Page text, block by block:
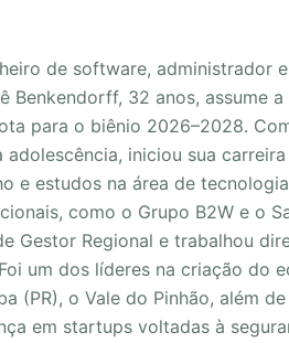
de software, administrador
Benkendorff, 32 anos, assume
para o biênio 2026–2028.
iniciou sua carreira
e estudos na área de
como o Grupo B2W e o
Gestor Regional e trabalhou
um dos líderes na criação do
(PR), o Vale do Pinhão, além
em startups voltadas à